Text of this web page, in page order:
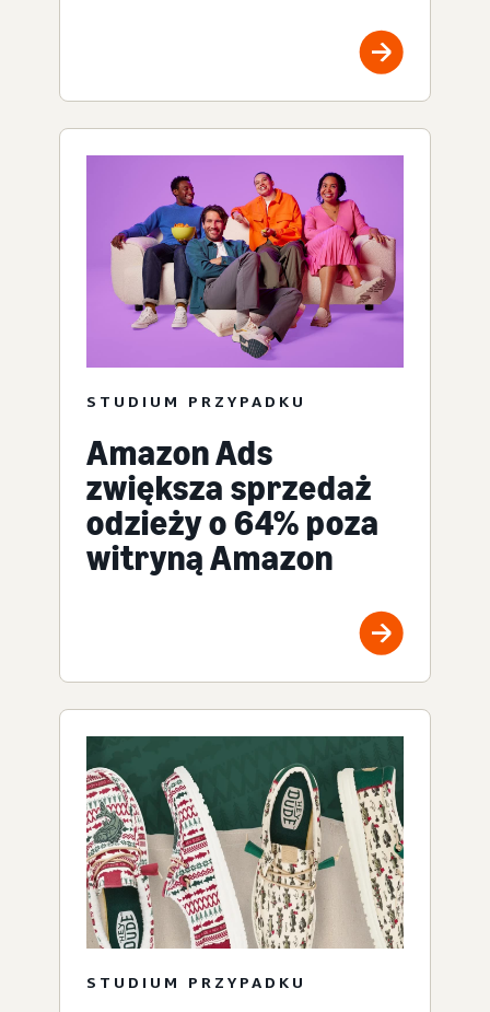
STUDIUM PRZYPADKU
Amazon Ads
zwiększa sprzedaż
odzieży o 64% poza
witryną Amazon
STUDIUM PRZYPADKU